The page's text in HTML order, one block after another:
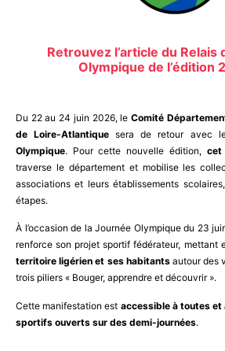
Retrouvez l’article du Relais
Olympique de l’édition
Du 22 au 24 juin 2026, leComité
de Loire-Atlantique sera de retour avec
Olympique. Pour cette nouvelle édition, cet
traverse le département et mobilise les
associations et leurs établissements
étapes.
À l’occasion de la Journée Olympique du 23
renforce son projet sportif fédérateur, mettant
territoire ligérien et ses habitantsautour des
trois piliers « Bouger, apprendre et découvrir ».
Cette manifestation est accessible à toutes et
sportifs ouverts sur des demi-journées.